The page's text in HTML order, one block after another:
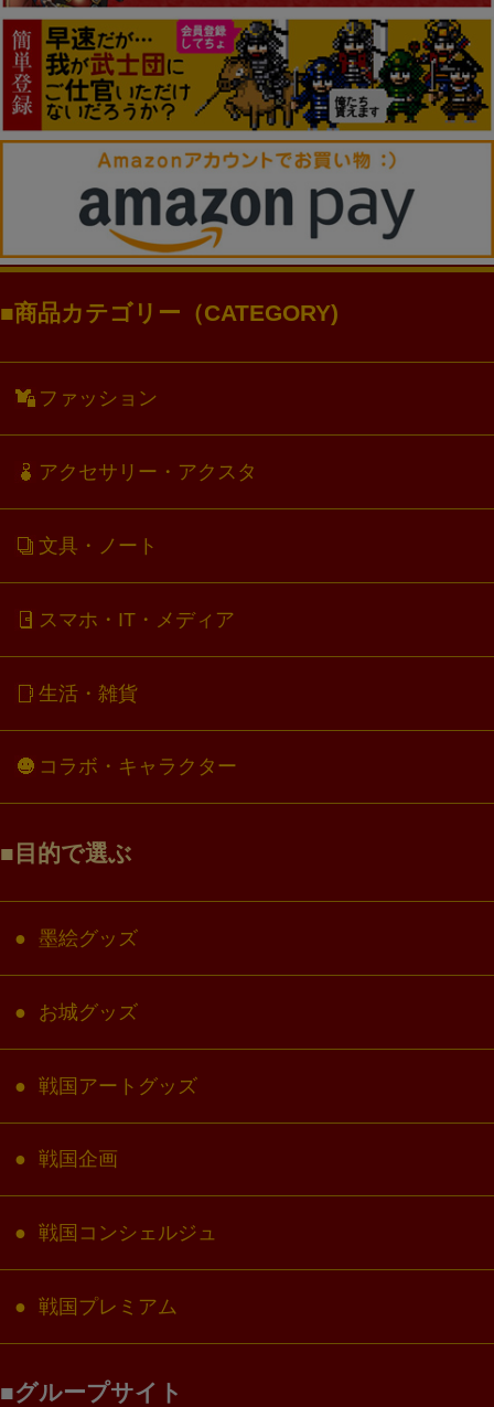
商品カテゴリー（CATEGORY)
ファッション
アクセサリー・アクスタ
文具・ノート
スマホ・IT・メディア
生活・雑貨
コラボ・キャラクター
目的で選ぶ
墨絵グッズ
お城グッズ
戦国アートグッズ
戦国企画
戦国コンシェルジュ
戦国プレミアム
グループサイト